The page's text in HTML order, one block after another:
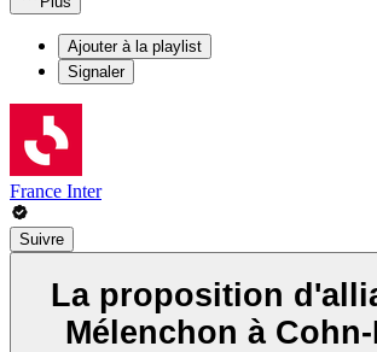
Ajouter à la playlist
Signaler
France Inter
Suivre
La proposition
Mélenchon à